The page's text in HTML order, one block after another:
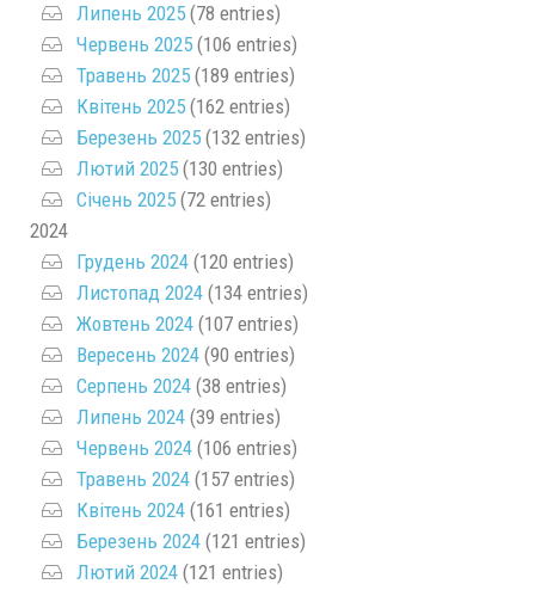
Липень 2025 (78 entries)
Червень 2025 (106 entries)
Травень 2025 (189 entries)
Квітень 2025 (162 entries)
Березень 2025 (132 entries)
Лютий 2025 (130 entries)
Січень 2025 (72 entries)
2024
Грудень 2024 (120 entries)
Листопад 2024 (134 entries)
Жовтень 2024 (107 entries)
Вересень 2024 (90 entries)
Серпень 2024 (38 entries)
Липень 2024 (39 entries)
Червень 2024 (106 entries)
Травень 2024 (157 entries)
Квітень 2024 (161 entries)
Березень 2024 (121 entries)
Лютий 2024 (121 entries)